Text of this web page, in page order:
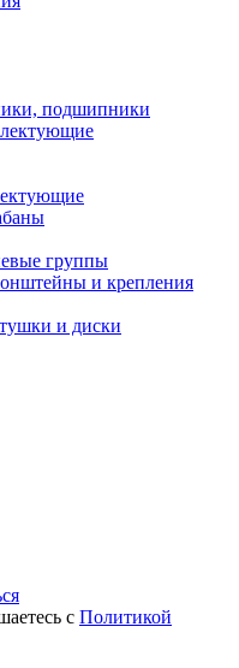
подшипники
группы
и крепления
и диски
с Политикой